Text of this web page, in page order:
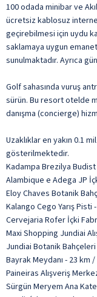
100 odada minibar ve
ücretsiz kablosuz
geçirebilmesi için uydu
saklamaya uygun
sunulmaktadır. Ayrıca
Golf sahasında vuruş
sürün. Bu resort otelde
danışma (concierge)
Uzaklıklar en yakın 0.1
gösterilmektedir.
Kadampa Brezilya Budist
Alambique e Adega JP
Eloy Chaves Botanik
Kalango Cego Yarış Pisti
Cervejaria Rofer İçki
Maxi Shopping Jundiai
Jundiai Botanik
Bayrak Meydanı - 23 km
Paineiras Alışveriş
Sürgün Meryem Ana